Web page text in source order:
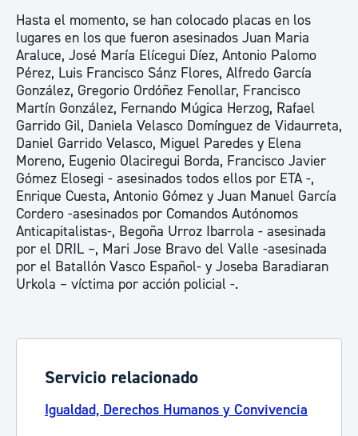
Hasta el momento, se han colocado placas en los
lugares en los que fueron asesinados Juan Maria
Araluce, José María Elícegui Díez, Antonio Palomo
Pérez, Luis Francisco Sánz Flores, Alfredo García
González, Gregorio Ordóñez Fenollar, Francisco
Martín González, Fernando Múgica Herzog, Rafael
Garrido Gil, Daniela Velasco Domínguez de Vidaurreta,
Daniel Garrido Velasco, Miguel Paredes y Elena
Moreno, Eugenio Olaciregui Borda, Francisco Javier
Gómez Elosegi - asesinados todos ellos por ETA -,
Enrique Cuesta, Antonio Gómez y Juan Manuel García
Cordero -asesinados por Comandos Autónomos
Anticapitalistas-, Begoña Urroz Ibarrola - asesinada
por el DRIL –, Mari Jose Bravo del Valle -asesinada
por el Batallón Vasco Español- y Joseba Baradiaran
Urkola – víctima por acción policial -.
Servicio relacionado
Igualdad, Derechos Humanos y Convivencia